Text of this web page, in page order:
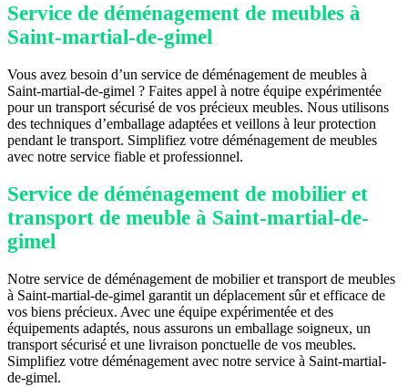
Service de déménagement de meubles à
Saint-martial-de-gimel
Vous avez besoin d’un service de déménagement de meubles à
Saint-martial-de-gimel ? Faites appel à notre équipe expérimentée
pour un transport sécurisé de vos précieux meubles. Nous utilisons
des techniques d’emballage adaptées et veillons à leur protection
pendant le transport. Simplifiez votre déménagement de meubles
avec notre service fiable et professionnel.
Service de déménagement de mobilier et
transport de meuble à Saint-martial-de-
gimel
Notre service de déménagement de mobilier et transport de meubles
à Saint-martial-de-gimel garantit un déplacement sûr et efficace de
vos biens précieux. Avec une équipe expérimentée et des
équipements adaptés, nous assurons un emballage soigneux, un
transport sécurisé et une livraison ponctuelle de vos meubles.
Simplifiez votre déménagement avec notre service à Saint-martial-
de-gimel.